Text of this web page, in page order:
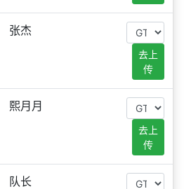
张杰
去上
传
熙月月
去上
传
队长